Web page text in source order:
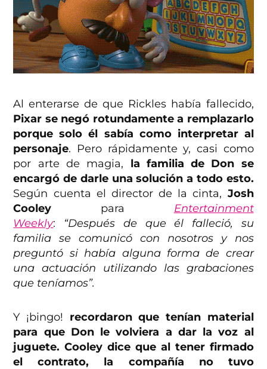
Al enterarse de que Rickles había fallecido,
Pixar se negó rotundamente a remplazarlo
porque solo él sabía como interpretar al
personaje. Pero rápidamente y, casi como
por arte de magia, la familia de Don se
encargó de darle una solución a todo esto.
Según cuenta el director de la cinta, Josh
Cooley para Entertainment
Weekly: “Después de que él falleció, su
familia se comunicó con nosotros y nos
preguntó si había alguna forma de crear
una actuación utilizando las grabaciones
que teníamos”.
Y ¡bingo! recordaron que tenían material
para que Don le volviera a dar la voz al
juguete. Cooley dice que al tener firmado
el contrato, la compañía no tuvo